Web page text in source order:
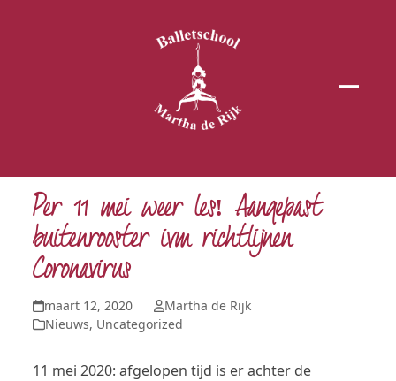
Per 11 mei weer les! Aangepast
buitenrooster ivm richtlijnen
Coronavirus
maart 12, 2020
Martha de Rijk
Nieuws, Uncategorized
11 mei 2020: afgelopen tijd is er achter de